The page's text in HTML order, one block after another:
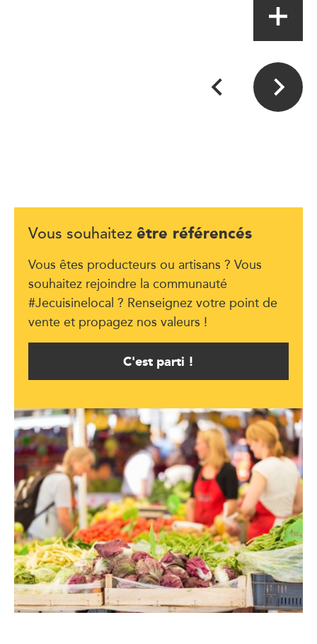
Vous souhaitez être référencés
Vous êtes producteurs ou artisans ? Vous
souhaitez rejoindre la communauté
#Jecuisinelocal ? Renseignez votre point de
vente et propagez nos valeurs !
C'est parti !